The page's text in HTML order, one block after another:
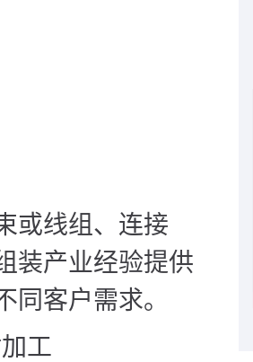
或线组、连接
装产业经验提供
客户需求。
工